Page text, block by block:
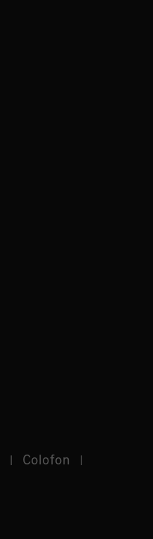
Colofon